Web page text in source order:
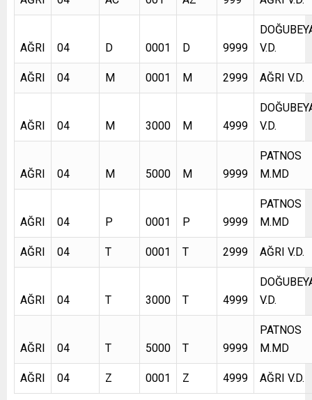
AĞRI 04 D 0001 D 9999
V.D.
AĞRI 04 M 0001 M 2999 AĞRI V.D.
AĞRI 04 M 3000 M 4999
V.D.
AĞRI 04 M 5000 M 9999
PATNOS
M.MD
AĞRI 04 P 0001 P 9999
PATNOS
M.MD
AĞRI 04 T 0001 T 2999 AĞRI V.D.
AĞRI 04 T 3000 T 4999
V.D.
AĞRI 04 T 5000 T 9999
PATNOS
M.MD
AĞRI 04 Z 0001 Z 4999 AĞRI V.D.